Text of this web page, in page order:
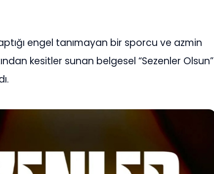
engel tanımayan bir sporcu ve azmin
kesitler sunan belgesel “Sezenler Olsun”